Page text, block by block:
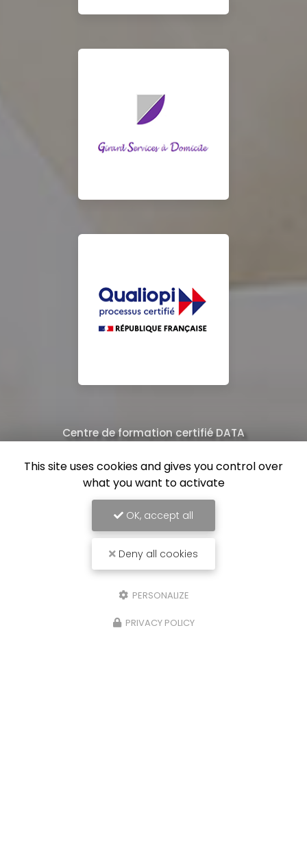
Centre de formation certifié DATA
This site uses cookies and gives you control over
what you want to activate
OK, accept all
Deny all cookies
PERSONALIZE
PRIVACY POLICY